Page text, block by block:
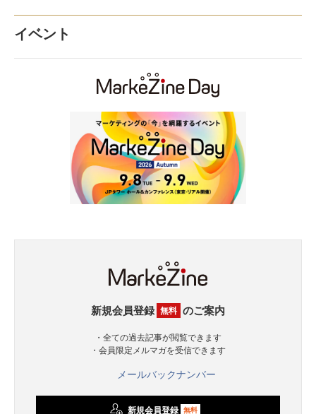
イベント
新規会員登録 無料 のご案内
・全ての過去記事が閲覧できます
・会員限定メルマガを受信できます
メールバックナンバー
新規会員登録 無料